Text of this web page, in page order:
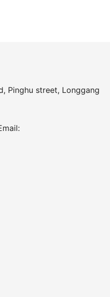
Pinghu street, Longgang